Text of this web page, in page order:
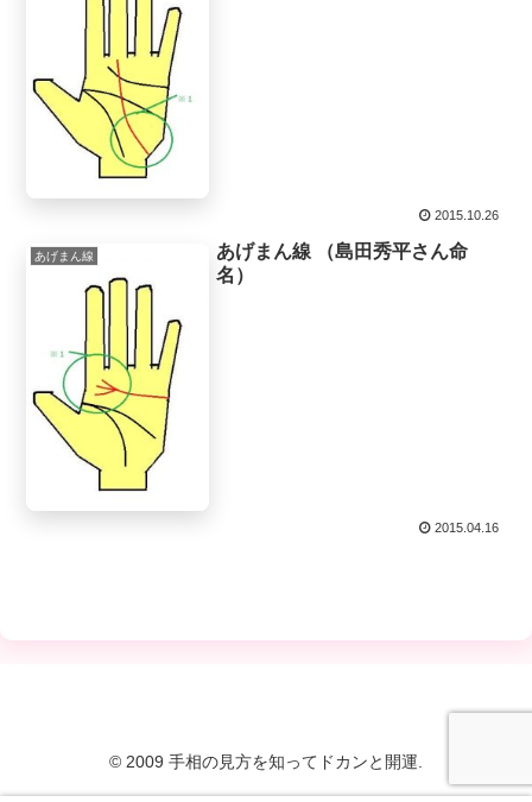
2015.10.26
あげまん線
あげまん線 （島田秀平さん命
名）
2015.04.16
© 2009 手相の見方を知ってドカンと開運.